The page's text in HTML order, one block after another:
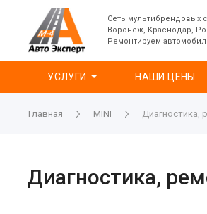
Сеть мультибрендовых
Воронеж, Краснодар,
Ремонтируем
УСЛУГИ НАШИ ЦЕНЫ
Главная MINI Диагностика,
Диагностика,